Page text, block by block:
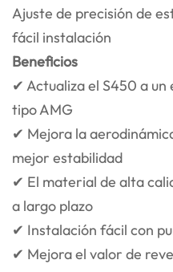
Ajuste de precisión de
fácil instalación
Beneficios
✔ Actualiza el S450 a
tipo AMG
✔ Mejora la
mejor estabilidad
✔ El material de alta
a largo plazo
✔ Instalación fácil con
✔ Mejora el valor de